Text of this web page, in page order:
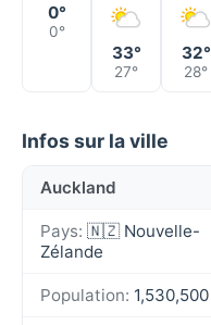
0°
0°
33°
27°
32°
28°
Infos sur la ville
Auckland
Pays: 🇳🇿 Nouvelle-
Zélande
Population: 1,530,500